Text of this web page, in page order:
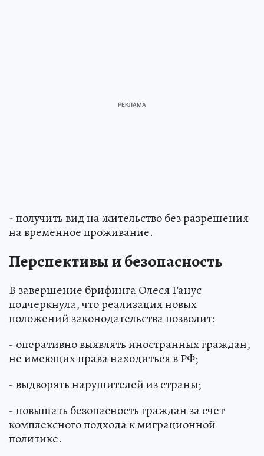
- получить вид на жительство без разрешения
на временное проживание.
Перспективы и безопасность
В завершение брифинга Олеся Ганус
подчеркнула, что реализация новых
положений законодательства позволит:
- оперативно выявлять иностранных граждан,
не имеющих права находиться в РФ;
- выдворять нарушителей из страны;
- повышать безопасность граждан за счет
комплексного подхода к миграционной
политике.